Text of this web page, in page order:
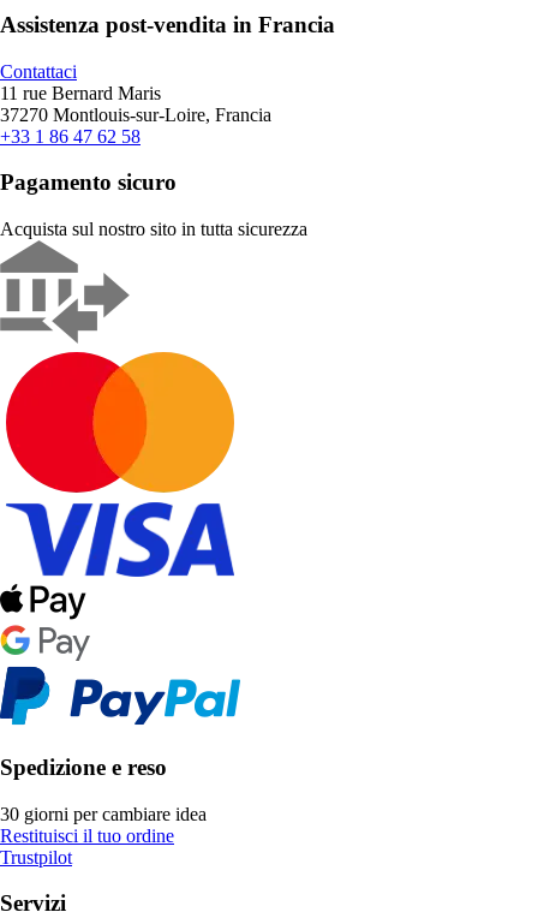
Assistenza post-vendita in Francia
Contattaci
11 rue Bernard Maris
37270 Montlouis-sur-Loire, Francia
+33 1 86 47 62 58
Pagamento sicuro
Acquista sul nostro sito in tutta sicurezza
Spedizione e reso
30 giorni per cambiare idea
Restituisci il tuo ordine
Trustpilot
Servizi